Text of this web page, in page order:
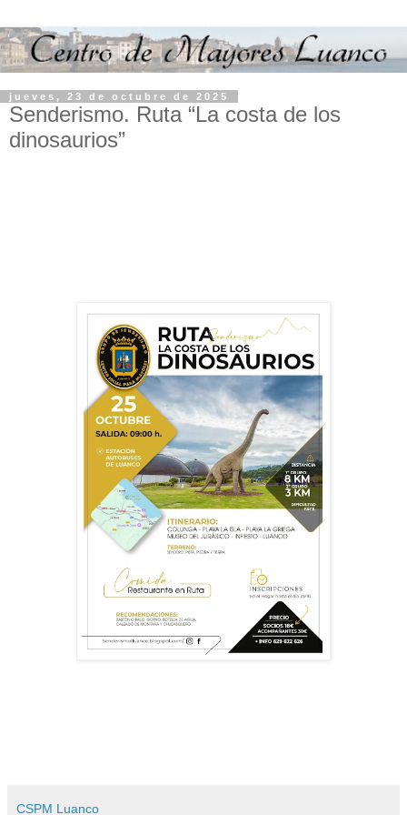
jueves, 23 de octubre de 2025
Senderismo. Ruta “La costa de los
dinosaurios”
CSPM Luanco